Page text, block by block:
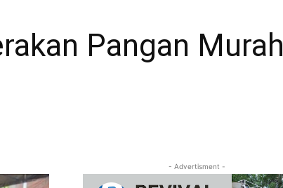
Pangan Murah
- Advertisment -